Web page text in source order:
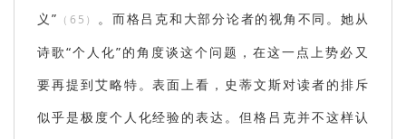
义” （65）
。而格吕克和大部分论者的视角不同。她从
诗歌“个人化”的角度谈这个问题，在这一点上势必又
要再提到艾略特。表面上看，史蒂文斯对读者的排斥
似乎是极度个人化经验的表达。但格吕克并不这样认